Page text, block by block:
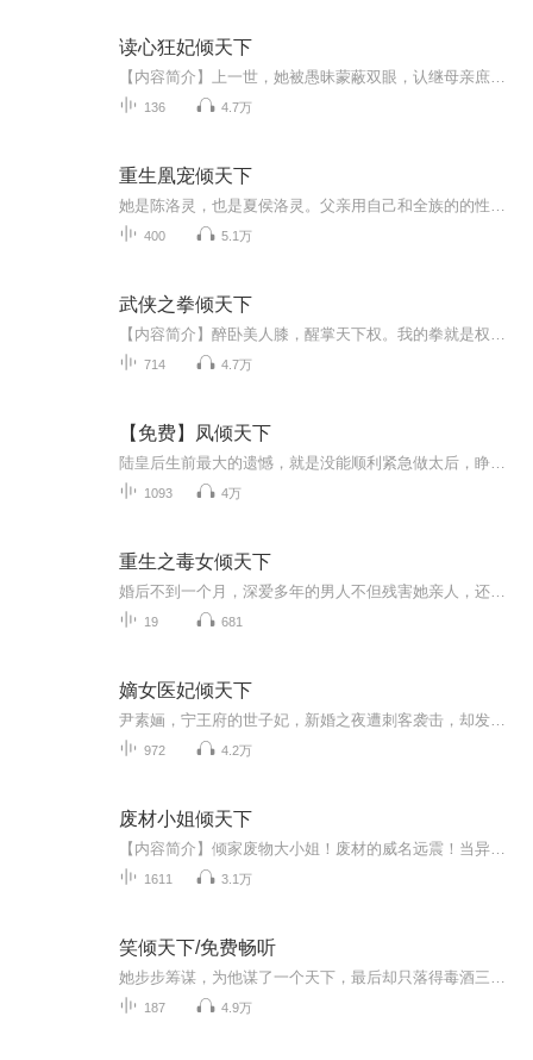
读心狂妃倾天下
136 4.7万
重生凰宠倾天下
400 5.1万
武侠之拳倾天下
714 4.7万
【免费】凤倾天下
1093 4万
重生之毒女倾天下
19 681
嫡女医妃倾天下
972 4.2万
废材小姐倾天下
1611 3.1万
笑倾天下/免费畅听
187 4.9万